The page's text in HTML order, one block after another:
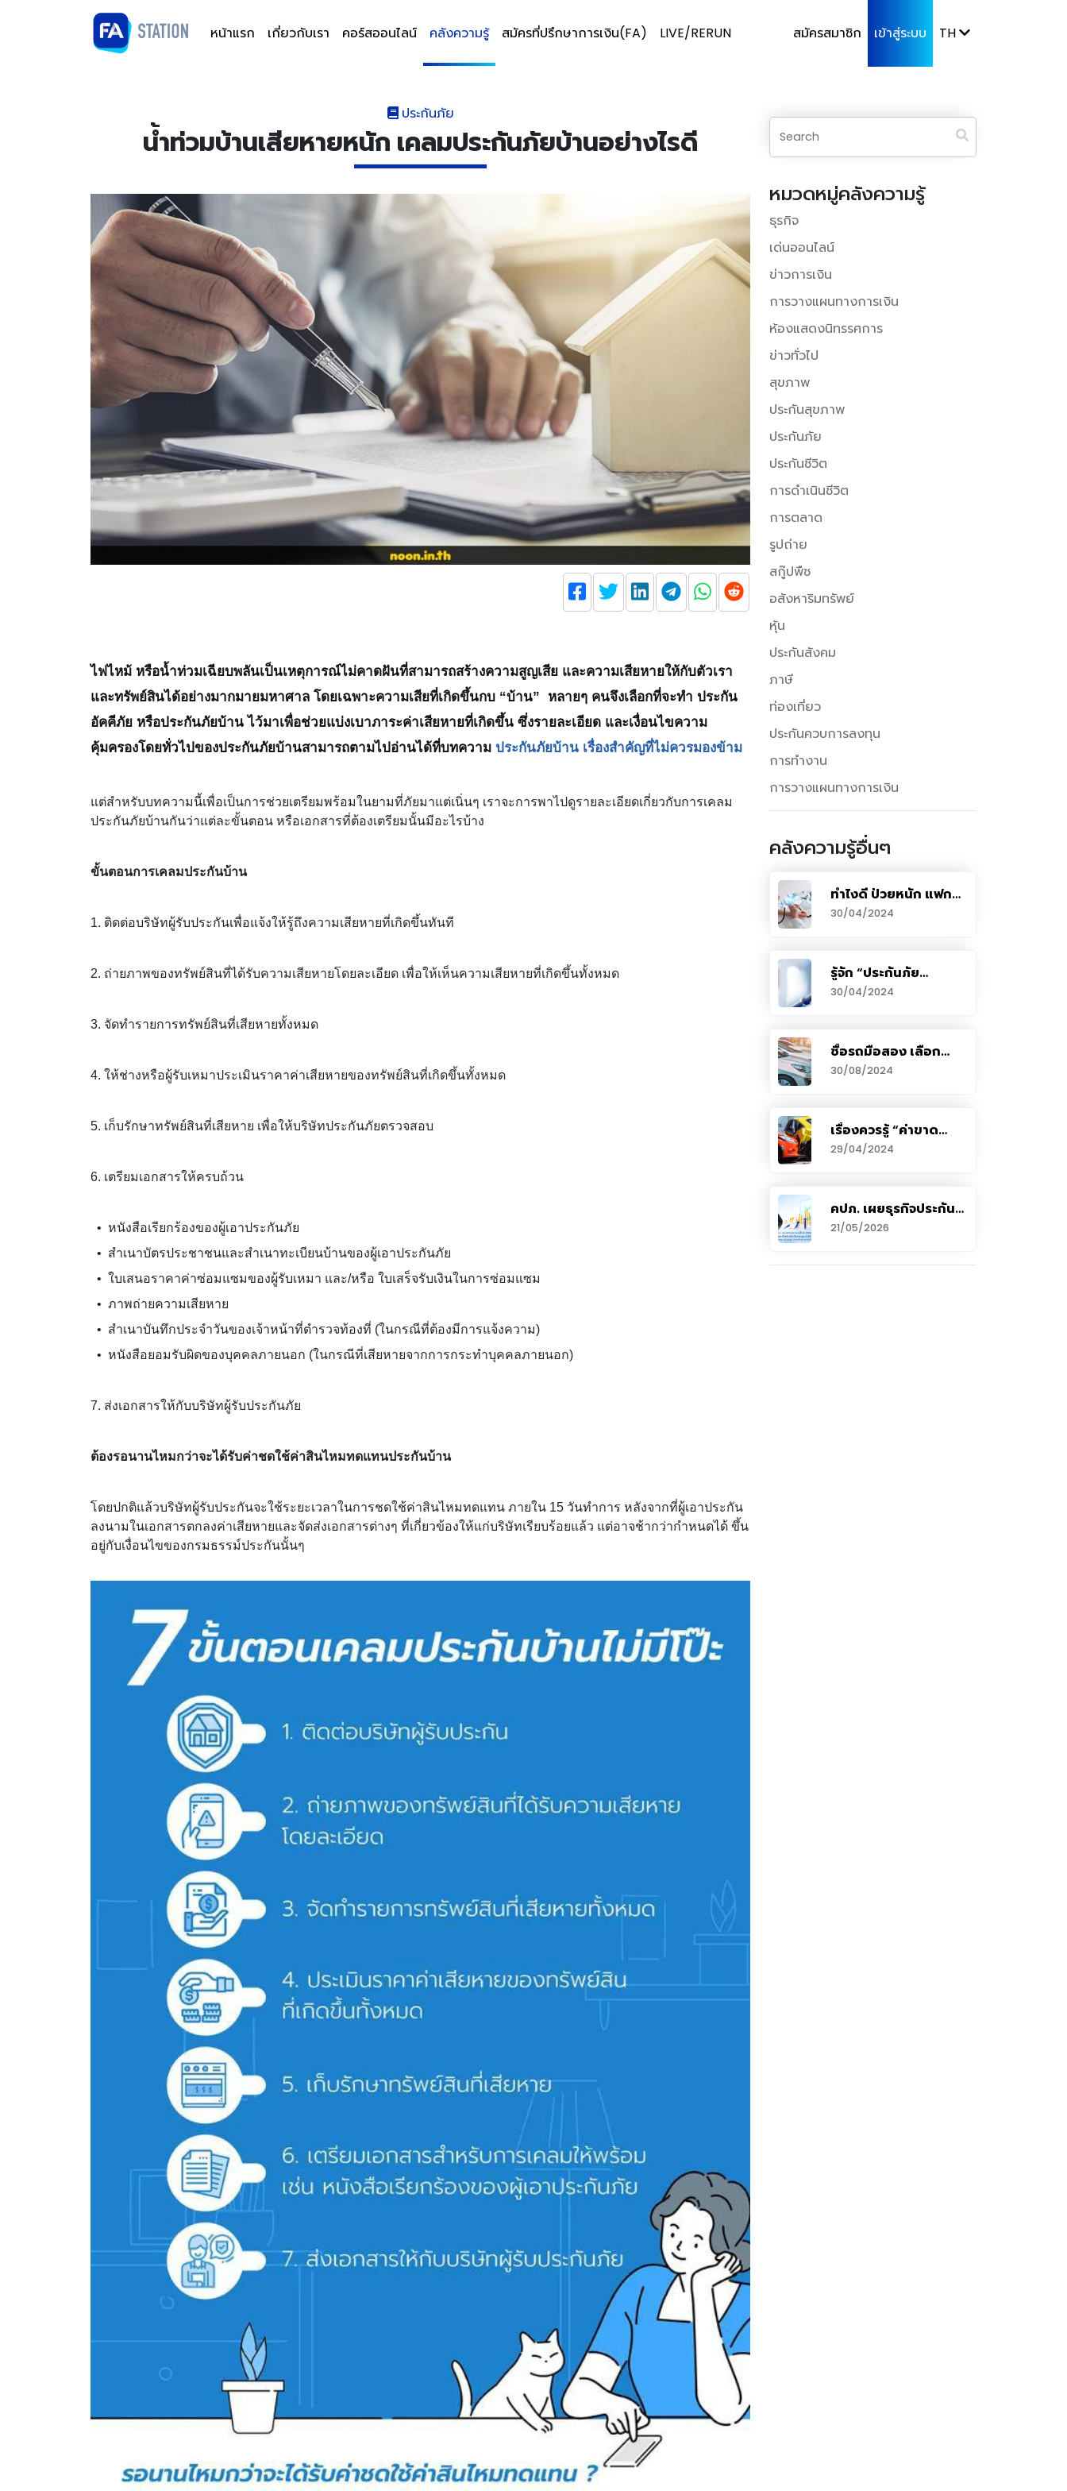
หน้าแรก เกี่ยวกับเรา คอร์สออนไลน์ คลังความรู้ สมัครที่ปรึกษาการเงิน(FA) LIVE/RERUN สมัครสมาชิก เข้าสู่ระบบ TH
ประกันภัย
น้ำท่วมบ้านเสียหายหนัก เคลมประกันภัยบ้านอย่างไรดี
ไฟไหม้ หรือน้ำท่วมเฉียบพลันเป็นเหตุการณ์ไม่คาดฝันที่สามารถสร้างความสูญเสีย และความเสียหายให้กับตัวเรา
และทรัพย์สินได้อย่างมากมายมหาศาล โดยเฉพาะความเสียที่เกิดขึ้นกบ “บ้าน” หลายๆ คนจึงเลือกที่จะทำ ประกัน
อัคคีภัย หรือประกันภัยบ้าน ไว้มาเพื่อช่วยแบ่งเบาภาระค่าเสียหายที่เกิดขึ้น ซึ่งรายละเอียด และเงื่อนไขความ
คุ้มครองโดยทั่วไปของประกันภัยบ้านสามารถตามไปอ่านได้ที่บทความ ประกันภัยบ้าน เรื่องสำคัญที่ไม่ควรมองข้าม
แต่สำหรับบทความนี้เพื่อเป็นการช่วยเตรียมพร้อมในยามที่ภัยมาแต่เนิ่นๆ เราจะการพาไปดูรายละเอียดเกี่ยวกับการเคลม
ประกันภัยบ้านกันว่าแต่ละขั้นตอน หรือเอกสารที่ต้องเตรียมนั้นมีอะไรบ้าง
ขั้นตอนการเคลมประกันบ้าน
1. ติดต่อบริษัทผู้รับประกันเพื่อแจ้งให้รู้ถึงความเสียหายที่เกิดขึ้นทันที
2. ถ่ายภาพของทรัพย์สินที่ได้รับความเสียหายโดยละเอียด เพื่อให้เห็นความเสียหายที่เกิดขึ้นทั้งหมด
3. จัดทำรายการทรัพย์สินที่เสียหายทั้งหมด
4. ให้ช่างหรือผู้รับเหมาประเมินราคาค่าเสียหายของทรัพย์สินที่เกิดขึ้นทั้งหมด
5. เก็บรักษาทรัพย์สินที่เสียหาย เพื่อให้บริษัทประกันภัยตรวจสอบ
6. เตรียมเอกสารให้ครบถ้วน
• หนังสือเรียกร้องของผู้เอาประกันภัย
• สำเนาบัตรประชาชนและสำเนาทะเบียนบ้านของผู้เอาประกันภัย
• ใบเสนอราคาค่าซ่อมแซมของผู้รับเหมา และ/หรือ ใบเสร็จรับเงินในการซ่อมแซม
• ภาพถ่ายความเสียหาย
• สำเนาบันทึกประจำวันของเจ้าหน้าที่ตำรวจท้องที่ (ในกรณีที่ต้องมีการแจ้งความ)
• หนังสือยอมรับผิดของบุคคลภายนอก (ในกรณีที่เสียหายจากการกระทำบุคคลภายนอก)
7. ส่งเอกสารให้กับบริษัทผู้รับประกันภัย
ต้องรอนานไหมกว่าจะได้รับค่าชดใช้ค่าสินไหมทดแทนประกันบ้าน
โดยปกติแล้วบริษัทผู้รับประกันจะใช้ระยะเวลาในการชดใช้ค่าสินไหมทดแทน ภายใน 15 วันทำการ หลังจากที่ผู้เอาประกัน
ลงนามในเอกสารตกลงค่าเสียหายและจัดส่งเอกสารต่างๆ ที่เกี่ยวข้องให้แก่บริษัทเรียบร้อยแล้ว แต่อาจช้ากว่ากำหนดได้ ขึ้น
อยู่กับเงื่อนไขของกรมธรรม์ประกันนั้นๆ
หมวดหมู่คลังความรู้
ธุรกิจ
เด่นออนไลน์
ข่าวการเงิน
การวางแผนทางการเงิน
ห้องแสดงนิทรรศการ
ข่าวทั่วไป
สุขภาพ
ประกันสุขภาพ
ประกันภัย
ประกันชีวิต
การดำเนินชีวิต
การตลาด
รูปถ่าย
สกู๊ปพืช
อสังหาริมทรัพย์
หุ้น
ประกันสังคม
ภาษี
ท่องเที่ยว
ประกันควบการลงทุน
การทำงาน
การวางแผนทางการเงิน
คลังความรู้อื่นๆ
ทำไงดี ป่วยหนัก แฟกซ์
เคลมไม่ผ่าน ถูกสืบ
ประวัติ แล้วยังไม่มีเงิน
30/04/2024
รู้จัก “ประกันภัย
อิสรภาพ” คุ้มครองผู้
เอาประกันถูกดำเนิน
30/04/2024
ซื้อรถมือสอง เลือก
ประกันอย่างไรให้เหมาะ
กับรถ
30/08/2024
เรื่องควรรู้ “ค่าขาด
ประโยชน์จากการใช้รถ”
29/04/2024
คปภ. เผยธุรกิจประกัน
ภัยไทยปี 2568 ยัง
เติบโตต่อเนื่อง เบี้ย
21/05/2026